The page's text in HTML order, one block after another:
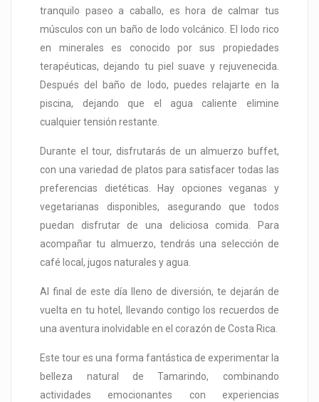
tranquilo paseo a caballo, es hora de calmar tus
músculos con un baño de lodo volcánico. El lodo rico
en minerales es conocido por sus propiedades
terapéuticas, dejando tu piel suave y rejuvenecida.
Después del baño de lodo, puedes relajarte en la
piscina, dejando que el agua caliente elimine
cualquier tensión restante.
Durante el tour, disfrutarás de un almuerzo buffet,
con una variedad de platos para satisfacer todas las
preferencias dietéticas. Hay opciones veganas y
vegetarianas disponibles, asegurando que todos
puedan disfrutar de una deliciosa comida. Para
acompañar tu almuerzo, tendrás una selección de
café local, jugos naturales y agua.
Al final de este día lleno de diversión, te dejarán de
vuelta en tu hotel, llevando contigo los recuerdos de
una aventura inolvidable en el corazón de Costa Rica.
Este tour es una forma fantástica de experimentar la
belleza natural de Tamarindo, combinando
actividades emocionantes con experiencias